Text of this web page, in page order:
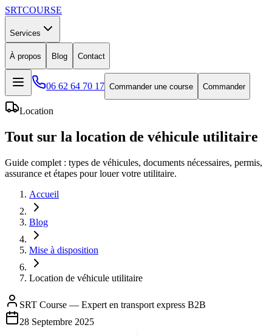
SRTCOURSE
Services
À propos Blog Contact
06 62 64 70 17 Commander une course Commander
Location
Tout sur la location de véhicule utilitaire
Guide complet : types de véhicules, documents nécessaires, permis,
assurance et étapes pour louer votre utilitaire.
Accueil
Blog
Mise à disposition
Location de véhicule utilitaire
SRT Course — Expert en transport express B2B
28 Septembre 2025